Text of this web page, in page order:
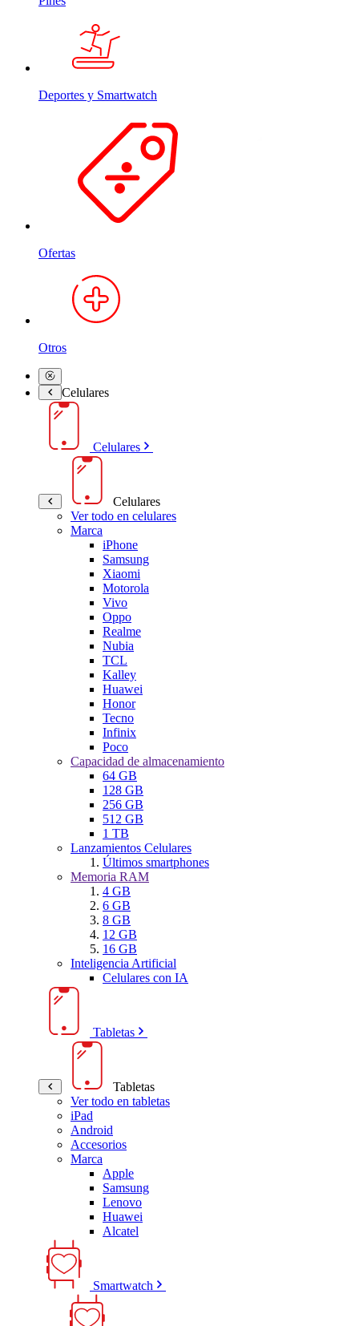
Deportes y Smartwatch
Ofertas
Otros
Celulares
Celulares
Celulares
Ver todo en celulares
Marca
iPhone
Samsung
Xiaomi
Motorola
Vivo
Oppo
Realme
Nubia
TCL
Kalley
Huawei
Honor
Tecno
Infinix
Poco
Capacidad de almacenamiento
64 GB
128 GB
256 GB
512 GB
1 TB
Lanzamientos Celulares
Últimos smartphones
Memoria RAM
4 GB
6 GB
8 GB
12 GB
16 GB
Inteligencia Artificial
Celulares con IA
Tabletas
Tabletas
Ver todo en tabletas
iPad
Android
Accesorios
Marca
Apple
Samsung
Lenovo
Huawei
Alcatel
Smartwatch